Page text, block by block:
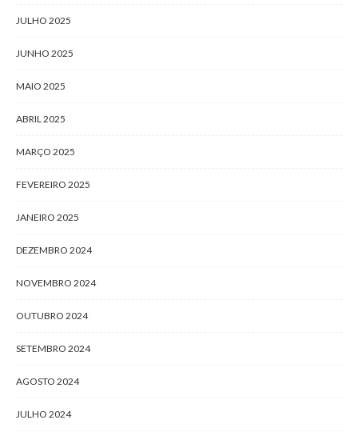
JULHO 2025
JUNHO 2025
MAIO 2025
ABRIL 2025
MARÇO 2025
FEVEREIRO 2025
JANEIRO 2025
DEZEMBRO 2024
NOVEMBRO 2024
OUTUBRO 2024
SETEMBRO 2024
AGOSTO 2024
JULHO 2024